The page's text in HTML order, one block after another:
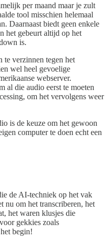
per maand maar je zult
tool misschien helemaal
Daarnaast biedt geen enkele
het gebeurt altijd op het
is.
te verzinnen tegen het
wel heel gevoelige
webserver.
al die audio eerst te moeten
om het vervolgens weer
is de keuze om het gewoon
computer te doen echt een
de AI-techniek op het vak
nu om het transcriberen, het
het waren klusjes die
gekkies zoals
begin!